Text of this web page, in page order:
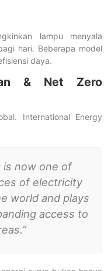
lampu menyala
hari. Beberapa model
daya.
& Net Zero
International Energy
is now one of
of electricity
world and plays
access to